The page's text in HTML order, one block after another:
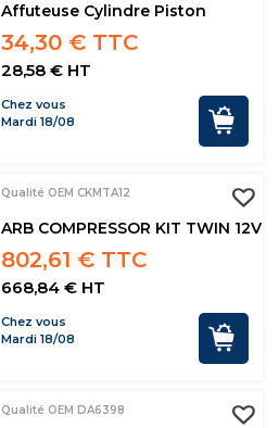
Affuteuse Cylindre Piston
34,30 € TTC
28,58 € HT
Chez vous
Mardi 18/08
Qualité OEM CKMTA12
ARB COMPRESSOR KIT TWIN 12V
802,61 € TTC
668,84 € HT
Chez vous
Mardi 18/08
Qualité OEM DA6398